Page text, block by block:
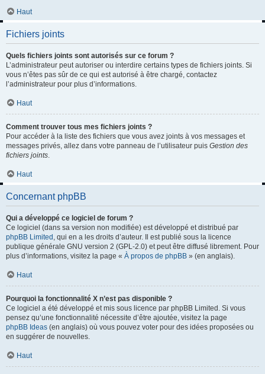
Haut
Fichiers joints
Quels fichiers joints sont autorisés sur ce forum ?
L’administrateur peut autoriser ou interdire certains types de fichiers joints. Si
vous n’êtes pas sûr de ce qui est autorisé à être chargé, contactez
l’administrateur pour plus d’informations.
Haut
Comment trouver tous mes fichiers joints ?
Pour accéder à la liste des fichiers que vous avez joints à vos messages et
messages privés, allez dans votre panneau de l’utilisateur puis Gestion des
fichiers joints
Haut
Concernant phpBB
Qui a développé ce logiciel de forum ?
Ce logiciel (dans sa version non modifiée) est développé et distribué par
phpBB Limited , qui en a les droits d’auteur. Il est publié sous la licence
publique générale GNU version 2 (GPL-2.0) et peut être diffusé librement. Pour
plus d’informations, visitez la page « À propos de phpBB » (en anglais).
Haut
Pourquoi la fonctionnalité X n’est pas disponible ?
Ce logiciel a été développé et mis sous licence par phpBB Limited. Si vous
pensez qu’une fonctionnalité nécessite d’être ajoutée, visitez la page
phpBB Ideas (en anglais) où vous pouvez voter pour des idées proposées ou
en suggérer de nouvelles.
Haut